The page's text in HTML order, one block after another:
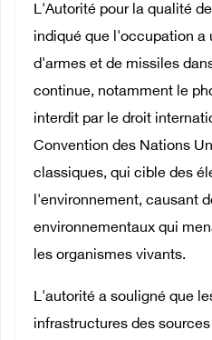
L'Autorité pour la qualité
indiqué que l'occupation a
d'armes et de missiles
continue, notamment le
interdit par le droit
Convention des Nations
classiques, qui cible des
l'environnement, causant
environnementaux qui
les organismes vivants.
L'autorité a souligné que
infrastructures des